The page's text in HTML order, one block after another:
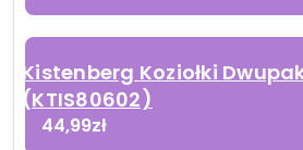
Kistenberg Koziołki
(KTIS80602)
44,99zł